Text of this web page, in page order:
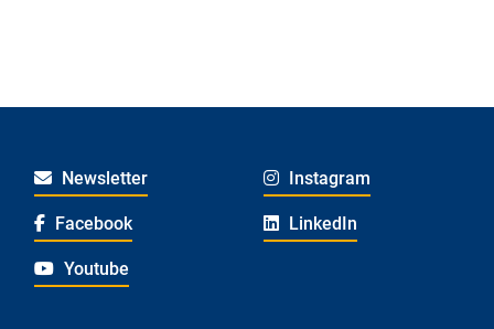
Newsletter Instagram
Facebook LinkedIn
Youtube